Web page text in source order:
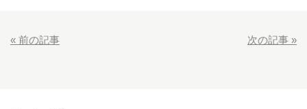
« 前の記事 次の記事 »